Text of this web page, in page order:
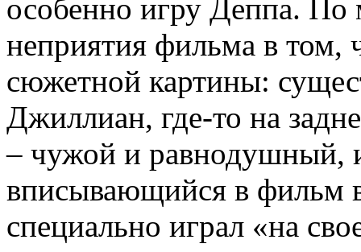
особенно игру Деппа.
неприятия фильма в том,
сюжетной картины:
Джиллиан, где-то на
– чужой и равнодушный,
вписывающийся в фильм
специально играл «на